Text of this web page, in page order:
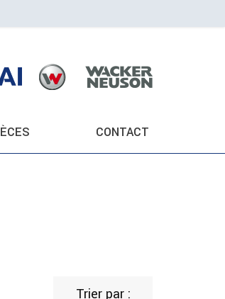
CONTACT
Trier par :